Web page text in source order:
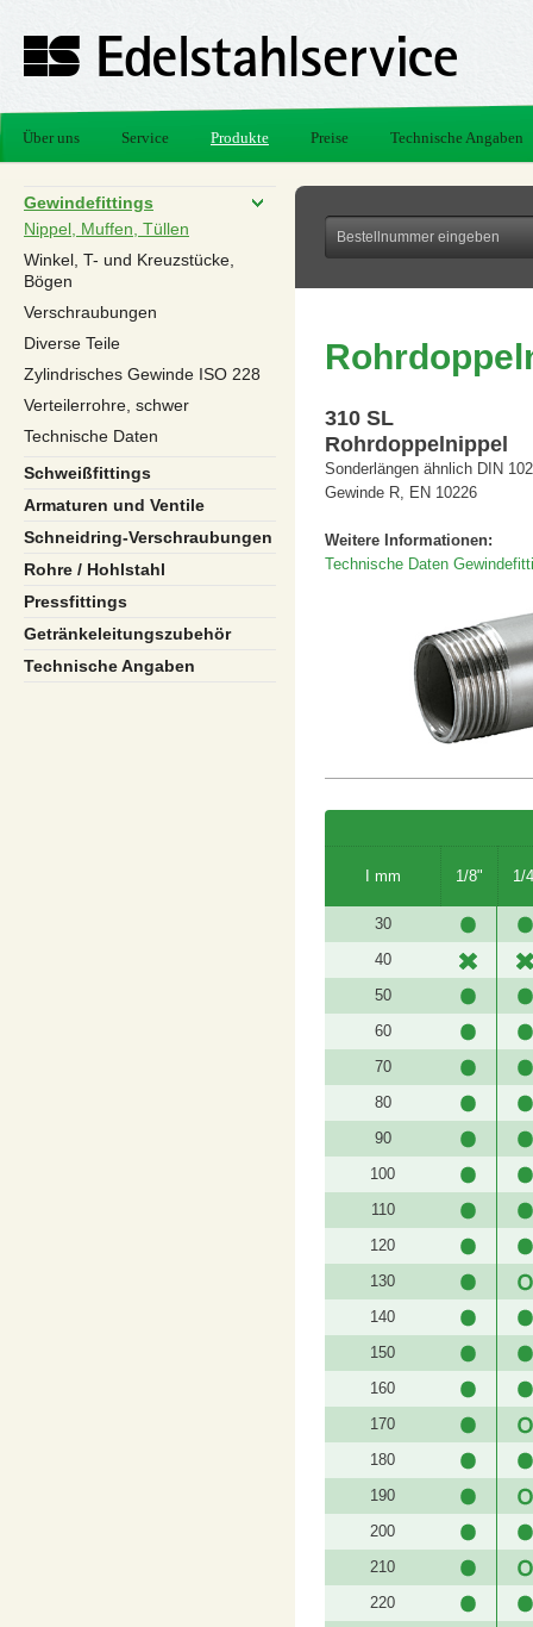
Über uns Service Produkte Preise Technische Angaben
Gewindefittings
Nippel, Muffen, Tüllen
Winkel, T- und Kreuzstücke,
Bögen
Verschraubungen
Diverse Teile
Zylindrisches Gewinde ISO 228
Verteilerrohre, schwer
Technische Daten
Schweißfittings
Armaturen und Ventile
Schneidring-Verschraubungen
Rohre / Hohlstahl
Pressfittings
Getränkeleitungszubehör
Technische Angaben
310 SL
Rohrdoppelnippel
Sonderlängen ähnlich DIN
Gewinde R, EN 10226
Weitere Informationen:
Technische Daten
I mm 1/8" 1/
30
40
50
60
70
80
90
100
110
120
130
140
150
160
170
180
190
200
210
220